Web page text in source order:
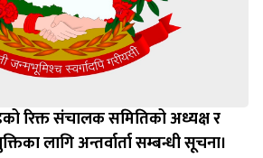
रिक्त संचालक समितिको अध्यक्ष र
लागि अन्तर्वार्ता सम्बन्धी सूचना।